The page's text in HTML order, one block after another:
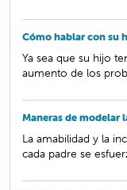
Cómo hablar con su
Ya sea que su hijo
aumento de los
Maneras de modelar
La amabilidad y la
cada padre se